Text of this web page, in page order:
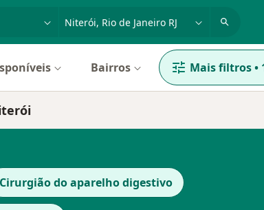
cidade ou região
Bairros Mais filtros•
Cirurgião do aparelho digestivo